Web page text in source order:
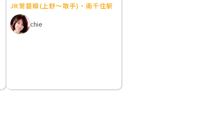
JR常磐線(上野～取手)・南千住駅
chie